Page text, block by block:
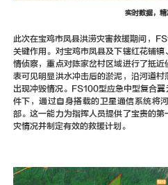
实时数据，
此次在宝鸡市凤县洪涝灾害救援期间，
关键作用。对宝鸡市凤县及下辖红花铺
情侦察，重点对陈家岔村区域进行了抵
表可见明显洪水冲击后的淤泥，沿河道
出现冲毁情况。FS100型应急中型复合
件下，通过自身搭载的卫星通信系统将
部。这一能力为指挥人员提供了宝贵的
灾情况并制定有效的救援计划。